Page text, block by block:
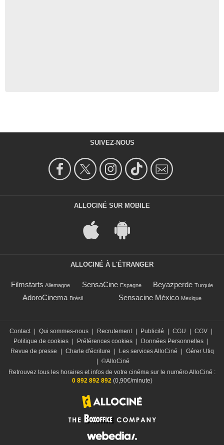
SUIVEZ-NOUS
ALLOCINÉ SUR MOBILE
ALLOCINÉ À L'ÉTRANGER
Filmstarts Allemagne SensaCine Espagne Beyazperde Turquie
AdoroCinema Brésil Sensacine México Mexique
Contact | Qui sommes-nous | Recrutement | Publicité | CGU | CGV |
Politique de cookies | Préférences cookies | Données Personnelles |
Revue de presse
| Charte d'écriture | Les services AlloCiné | Gérer Utiq
| ©AlloCiné
Retrouvez tous les horaires et infos de votre cinéma sur le numéro AlloCiné :
0 892 892 892(0,90€/minute)